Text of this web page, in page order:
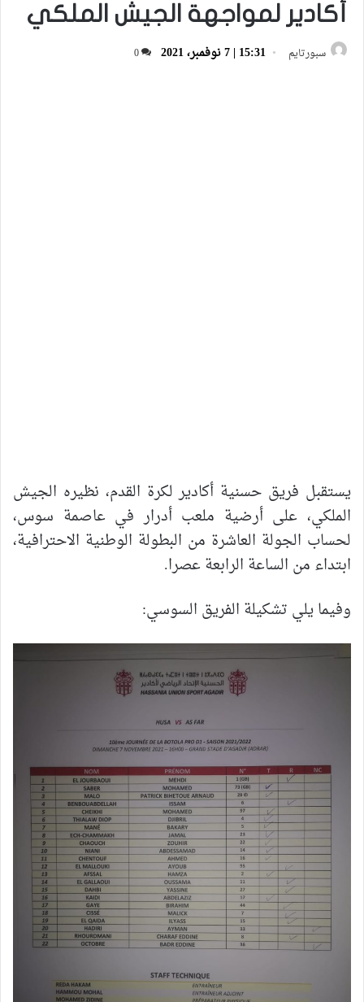
أكادير لمواجهة الجيش الملكي
سبورتايم 15:31 | 7 نوفمبر، 2021 0
يستقبل فريق حسنية أكادير لكرة القدم، نظيره الجيش
الملكي، على أرضية ملعب أدرار في عاصمة سوس،
لحساب الجولة العاشرة من البطولة الوطنية الاحترافية،
ابتداء من الساعة الرابعة عصرا.
وفيما يلي تشكيلة الفريق السوسي: